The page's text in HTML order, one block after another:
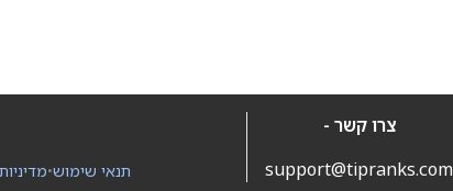
צרו קשר -
support@tipranks.com
•תנאי שימוש